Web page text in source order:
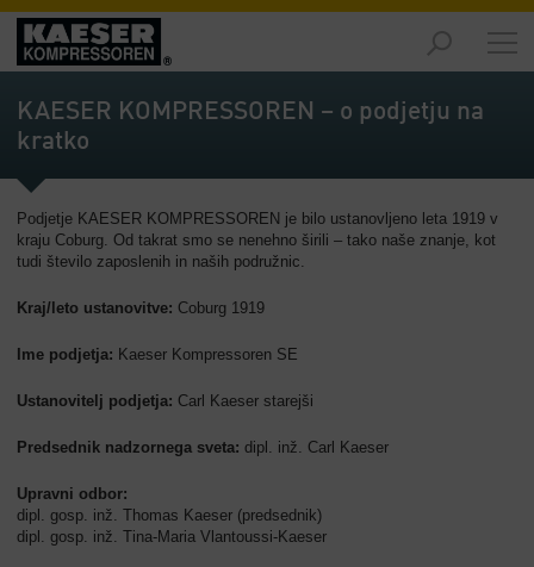
Izdelki
-
Pregled
Pregled
Servis
-
Pregled
-
KAESER KOMPRESSOREN – o podjetju na
kratko
Podjetje KAESER KOMPRESSOREN je bilo ustanovljeno leta 1919 v
kraju Coburg. Od takrat smo se nenehno širili – tako naše znanje, kot
tudi število zaposlenih in naših podružnic.
Kraj/leto ustanovitve: Coburg 1919
Ime podjetja: Kaeser Kompressoren SE
Ustanovitelj podjetja: Carl Kaeser starejši
Predsednik nadzornega sveta: dipl. inž. Carl Kaeser
Upravni odbor:
dipl. gosp. inž. Thomas Kaeser (predsednik)
dipl. gosp. inž. Tina-Maria Vlantoussi-Kaeser